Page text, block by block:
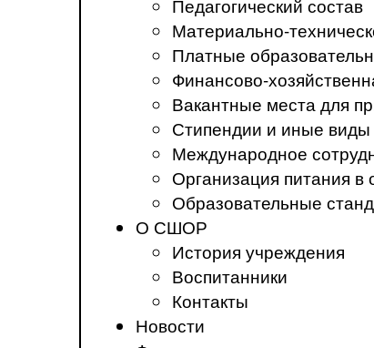
Педагогический состав
Материально-
Платные
Финансово-
Вакантные места для
Стипендии и иные
Международное
Организация питания в
Образовательные
О СШОР
История учреждения
Воспитанники
Контакты
Новости